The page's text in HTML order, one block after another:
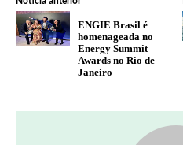
ENGIE Brasil é
homenageada no
Energy Summit
Awards no Rio de
Janeiro